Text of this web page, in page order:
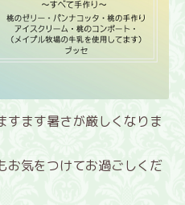
すます暑さが厳しくなりま
お気をつけてお過ごしくだ